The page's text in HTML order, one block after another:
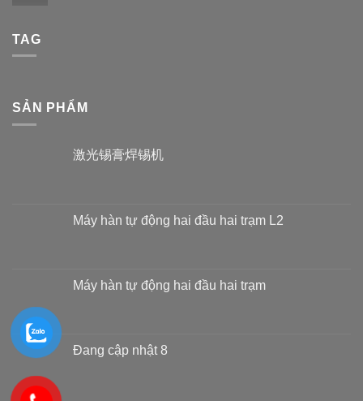
TAG
SẢN PHẨM
激光锡膏焊锡机
Máy hàn tự động hai đầu hai trạm L2
Máy hàn tự động hai đầu hai trạm
Đang cập nhật 8